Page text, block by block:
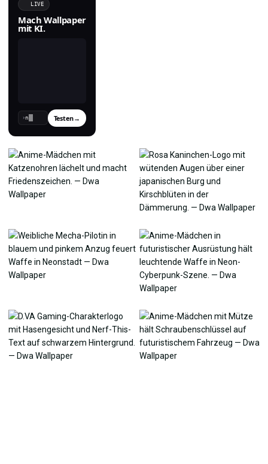
LIVE
Mach Wallpaper
mit KI.
› Testen